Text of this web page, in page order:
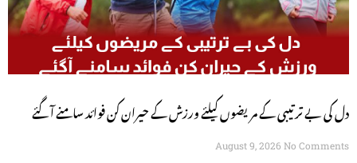
دل کی بے ترتیبی کے مریضوں کیلئے ورزش کے حیران کن فوائد سامنے آگئے
August 9, 2026 No Comments